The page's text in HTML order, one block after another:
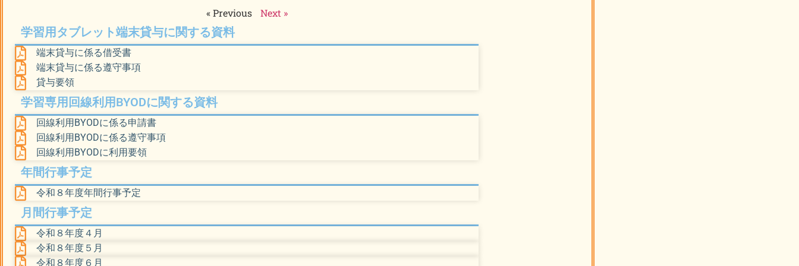
« Previous Next »
学習用タブレット端末貸与に関する資料
端末貸与に係る借受書
端末貸与に係る遵守事項
貸与要領
学習専用回線利用BYODに関する資料
回線利用BYODに係る申請書
回線利用BYODに係る遵守事項
回線利用BYODに利用要領
年間行事予定
令和８年度年間行事予定
月間行事予定
令和８年度４月
令和８年度５月
令和８年度６月